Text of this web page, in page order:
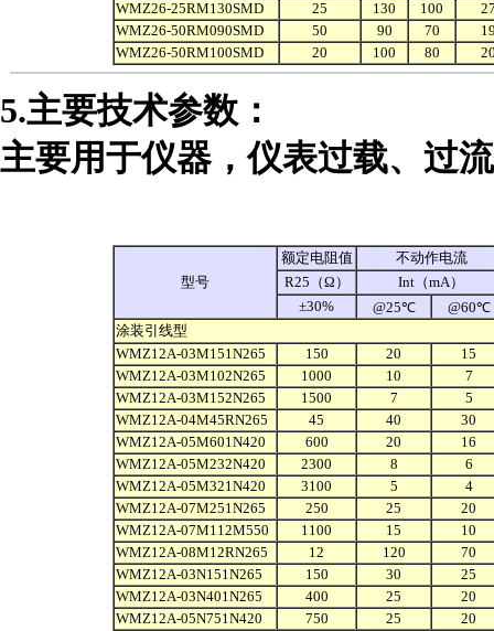
WMZ26-25RM130SMD
25 130 100
WMZ26-50RM090SMD
50 90 70
WMZ26-50RM100SMD
20 100 80
5.主要技术参数：
主要用于仪器，仪表过载、过
型号
额定电阻值
不动作电流
R25（Ω）
Int（mA）
±30%
@25℃
@60℃
涂装引线型
WMZ12A-03M151N265
150 20
15
WMZ12A-03M102N265
1000 10
7
WMZ12A-03M152N265
1500 7
5
WMZ12A-04M45RN265
45 40
30
WMZ12A-05M601N420
600 20
16
WMZ12A-05M232N420
2300 8
6
WMZ12A-05M321N420
3100 5
4
WMZ12A-07M251N265
250 25
20
WMZ12A-07M112M550
1100 15
10
WMZ12A-08M12RN265
12 120
70
WMZ12A-03N151N265
150 30
25
WMZ12A-03N401N265
400 25
20
WMZ12A-05N751N420
750 25
20